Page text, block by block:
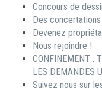
Concours de
Des concertations
Devenez
Nous rejoindre !
CONFINEMENT :
LES DEMANDES
Suivez nous sur